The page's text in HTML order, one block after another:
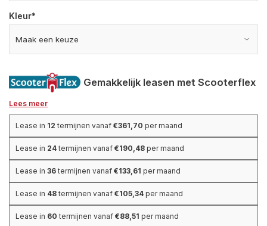
Kleur*
Gemakkelijk leasen met Scooterflex
Lees meer
Lease in 12 termijnen vanaf €361,70 per maand
Lease in 24 termijnen vanaf €190,48 per maand
Lease in 36 termijnen vanaf €133,61 per maand
Lease in 48 termijnen vanaf €105,34 per maand
Lease in 60 termijnen vanaf €88,51 per maand